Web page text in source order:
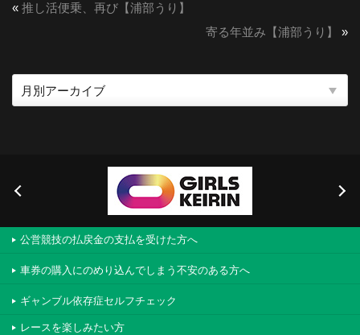
« 推し活便乗、再び【浦部うり】
寄る年並み【浦部うり】
»
公営競技の払戻金の支払を受けた方へ
車券の購入にのめり込んでしまう不安のある方へ
ギャンブル依存症セルフチェック
レースを楽しみたい方